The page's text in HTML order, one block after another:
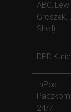
ABC,
Groszek,
Shell)
DPD
InPost
24/7